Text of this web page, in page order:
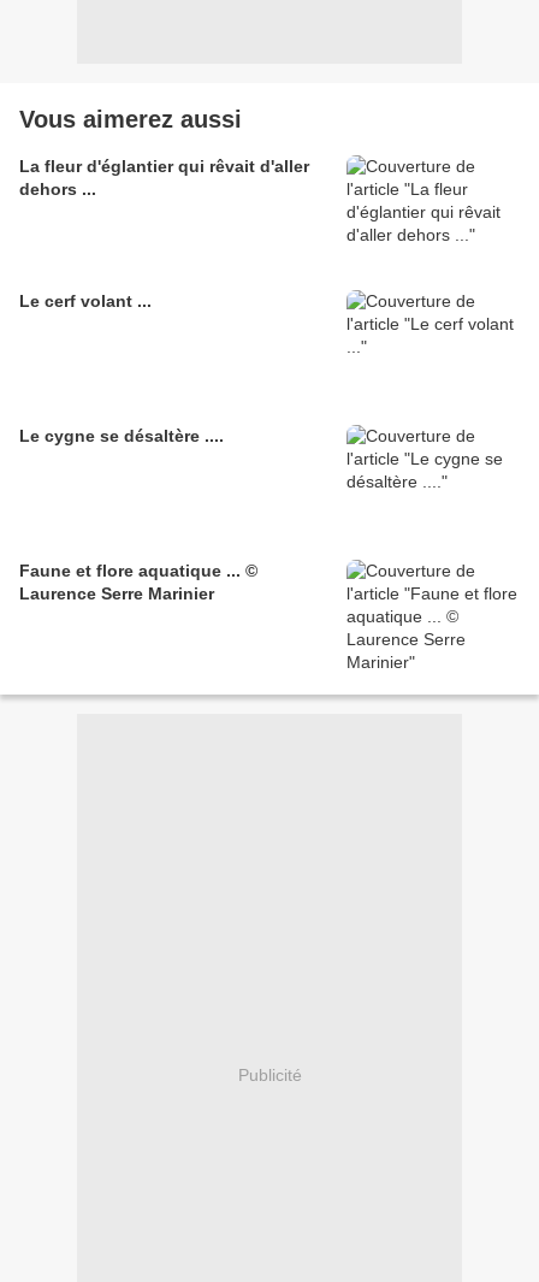
Vous aimerez aussi
La fleur d'églantier qui rêvait d'aller
dehors ...
Le cerf volant ...
Le cygne se désaltère ....
Faune et flore aquatique ... ©
Laurence Serre Marinier
Publicité